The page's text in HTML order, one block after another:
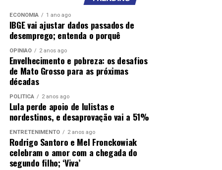
ECONOMIA 1 ano ago
IBGE vai ajustar dados passados de
desemprego; entenda o porquê
OPINIÃO 2 anos ago
Envelhecimento e pobreza: os desafios
de Mato Grosso para as próximas
décadas
POLÍTICA 2 anos ago
Lula perde apoio de lulistas e
nordestinos, e desaprovação vai a 51%
ENTRETENIMENTO 2 anos ago
Rodrigo Santoro e Mel Fronckowiak
celebram o amor com a chegada do
segundo filho; ‘Viva’